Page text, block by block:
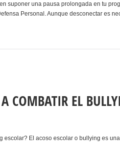
suponer una pausa prolongada en tu
Personal. Aunque desconectar es
COMBATIR EL
escolar? El acoso escolar o bullying es